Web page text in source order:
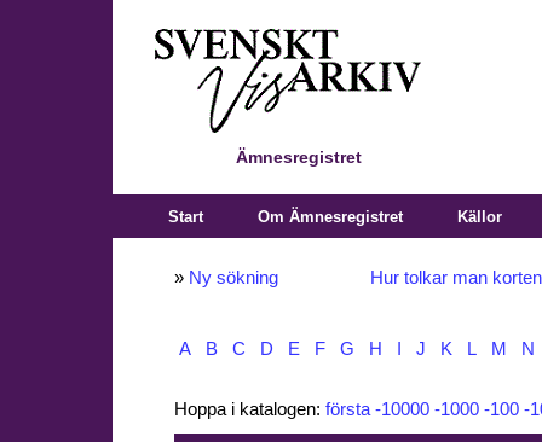
Ämnesregistret
Start Om Ämnesregistret Källor
» Ny sökning Hur tolkar man
A B C D E F G H J K L M N
Hoppa i katalogen: första -10000 -1000 -100 -